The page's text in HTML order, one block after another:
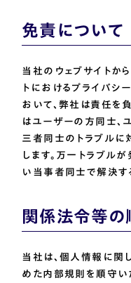
免責について
当社のウェブサイトか
トにおけるプライバ
おいて、弊社は責任を
はユーザーの方同士、
三者同士のトラブルに
します。万一トラブル
い当事者同士で解決す
関係法令等の
当社は、個人情報に関
めた内部規則を順守い